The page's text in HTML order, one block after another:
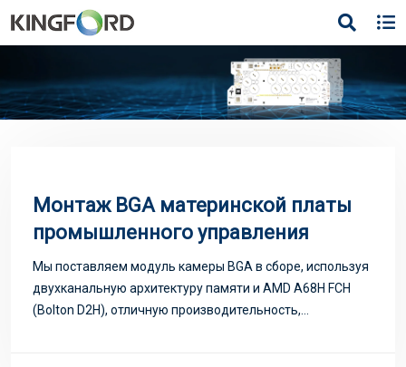
Монтаж BGA материнской платы
промышленного управления
Мы поставляем модуль камеры BGA в сборе, используя
двухканальную архитектуру памяти и AMD A68H FCH
(Bolton D2H), отличную производительность,